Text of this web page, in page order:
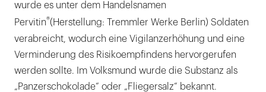
wurde es unter dem Handelsnamen
Pervitin®(Herstellung: Tremmler Werke Berlin) Soldaten
verabreicht, wodurch eine Vigilanzerhöhung und eine
Verminderung des Risikoempfindens hervorgerufen
werden sollte. Im Volksmund wurde die Substanz als
„Panzerschokolade“ oder „Fliegersalz“ bekannt.